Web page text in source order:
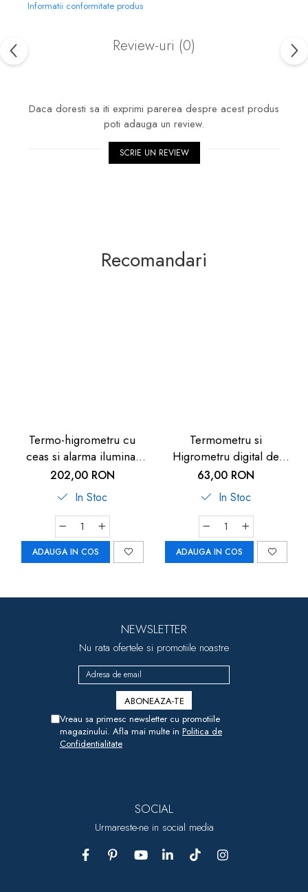
Informatii conformitate produs
Review-uri (0)
Daca doresti sa iti exprimi parerea despre acest produs
poti adauga un review.
SCRIE UN REVIEW
Recomandari
Termo-higrometru cu
ceas si alarma iluminat
TFA 60.2011
202,00 RON
In Stoc
ADAUGA IN COS
Termometru si
Higrometru digital de
camera extra-plat negru
TFA 30.5027.01
63,00 RON
In Stoc
ADAUGA IN COS
NEWSLETTER
Nu rata ofertele si promotiile noastre
Vreau sa primesc newsletter cu promotiile
magazinului. Afla mai multe in Politica de
Confidentialitate
SOCIAL
Urmareste-ne in social media